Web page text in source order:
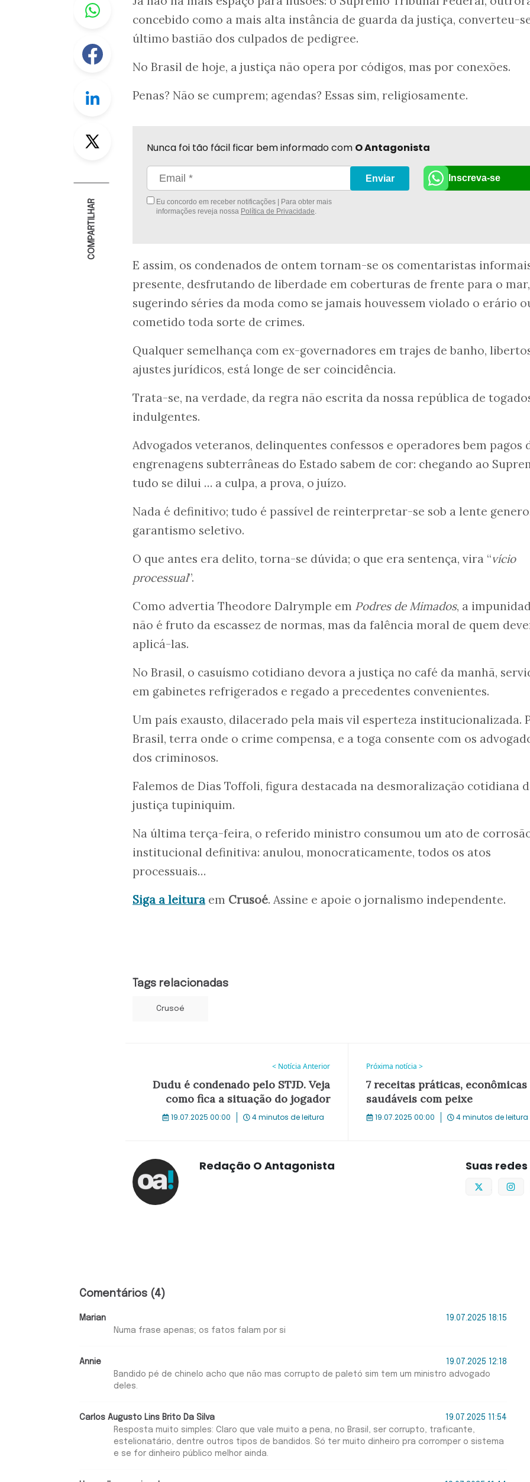
Facebook
COMPARTILHAR
concebido como a mais alta instância de guarda da justiça, converteu-
último bastião dos culpados de pedigree.
No Brasil de hoje, a justiça não opera por códigos, mas por conexões.
Penas? Não se cumprem; agendas? Essas sim, religiosamente.
Nunca foi tão fácil ficar bem informado com O Antagonista
Eu concordo em receber notificações | Para obter mais
informações reveja nossa Política de Privacidade.
Enviar Inscreva-se
E assim, os condenados de ontem tornam-se os comentaristas
presente, desfrutando de liberdade em coberturas de frente para o mar,
sugerindo séries da moda como se jamais houvessem violado o erário
cometido toda sorte de crimes.
Qualquer semelhança com ex-governadores em trajes de banho,
ajustes jurídicos, está longe de ser coincidência.
Trata-se, na verdade, da regra não escrita da nossa república de
indulgentes.
Advogados veteranos, delinquentes confessos e operadores bem pagos
engrenagens subterrâneas do Estado sabem de cor: chegando ao
tudo se dilui … a culpa, a prova, o juízo.
Nada é definitivo; tudo é passível de reinterpretar-se sob a lente
garantismo seletivo.
O que antes era delito, torna-se dúvida; o que era sentença, vira “vício
processual”.
Como advertia Theodore Dalrymple em Podres de Mimados, a
não é fruto da escassez de normas, mas da falência moral de quem
aplicá-las.
No Brasil, o casuísmo cotidiano devora a justiça no café da manhã,
em gabinetes refrigerados e regado a precedentes convenientes.
Um país exausto, dilacerado pela mais vil esperteza institucionalizada.
Brasil, terra onde o crime compensa, e a toga consente com os
dos criminosos.
Falemos de Dias Toffoli, figura destacada na desmoralização cotidiana
justiça tupiniquim.
Na última terça-feira, o referido ministro consumou um ato de
institucional definitiva: anulou, monocraticamente, todos os atos
processuais…
Siga a leitura em Crusoé. Assine e apoie o jornalismo independente.
Tags relacionadas
Crusoé
< Notícia Anterior
Dudu é condenado pelo STJD. Veja
como fica a situação do jogador
19.07.2025 00:00 4 minutos de leitura
Próxima notícia >
7 receitas práticas, econômicas
saudáveis com peixe
19.07.2025 00:00 4 minutos de leitura
Redação O Antagonista Suas redes
Twitter
Comentários (4)
Marian
19.07.2025 18:15
Numa frase apenas; os fatos falam por si
Annie
19.07.2025 12:18
Bandido pé de chinelo acho que não mas corrupto de paletó sim tem um ministro advogado
deles.
Carlos Augusto Lins Brito Da Silva
19.07.2025 11:54
Resposta muito simples: Claro que vale muito a pena, no Brasil, ser corrupto, traficante,
estelionatário, dentre outros tipos de bandidos. Só ter muito dinheiro pra corromper o sistema
e se for dinheiro público melhor ainda.